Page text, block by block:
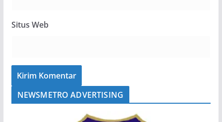
Situs Web
NEWSMETRO ADVERTISING